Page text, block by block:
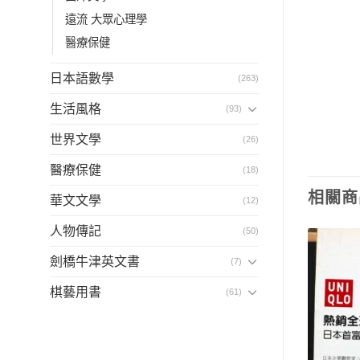
遠流 大眾心理學
醫療保健
日本語數學 (263)
生活風格 (93)
世界文學 (26)
醫療保健 (18)
華文文學 (12)
人物傳記 (50)
劍橋牛津英文書 (7)
棋藝用書 (61)
相關